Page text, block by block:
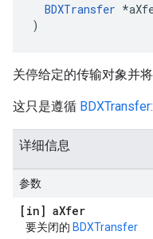
BDXTransfer *
)
关停给定的传输对象并将
这只是遵循
详细信息
参数
[in] aXfer
要关闭的 BDXTransfer